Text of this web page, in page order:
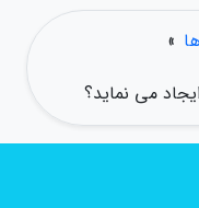
»
می نماید؟